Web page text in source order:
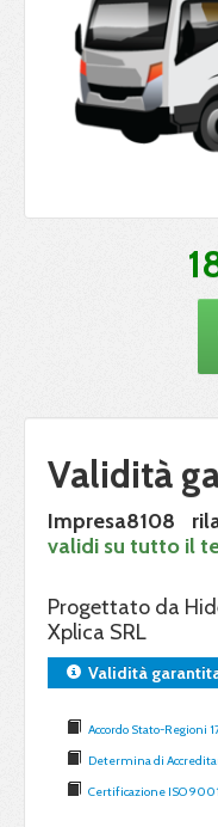
Validità
Impresa8108
validi su tutto il
Progettato da
Xplica SRL
Validità
Accordo Stato-Regioni
Determina di
Certificazione ISO 9001